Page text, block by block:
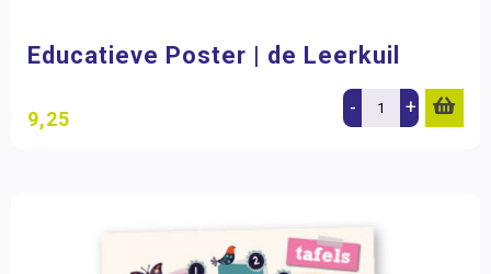
Educatieve Poster | de Leerkuil
9,25 - +